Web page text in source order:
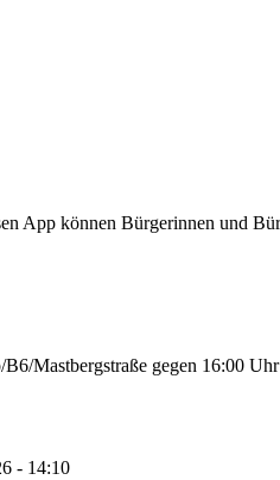
App können Bürgerinnen und
Mastbergstraße gegen 16:00
- 14:10